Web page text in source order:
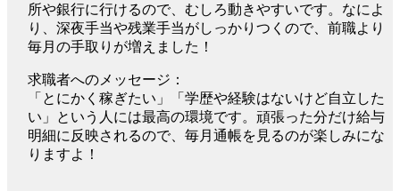
所や銀行に行けるので、むしろ動きやすいです。なによ
り、深夜手当や残業手当がしっかりつくので、前職より
毎月の手取りが増えました！
求職者へのメッセージ：
「とにかく稼ぎたい」「学歴や経験はないけど自立した
い」という人には最高の環境です。頑張った分だけ給与
明細に反映されるので、毎月通帳を見るのが楽しみにな
りますよ！